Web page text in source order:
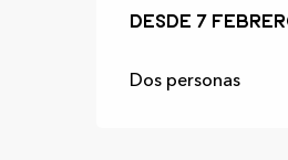
Desde 7
Desde 7
Dos personas